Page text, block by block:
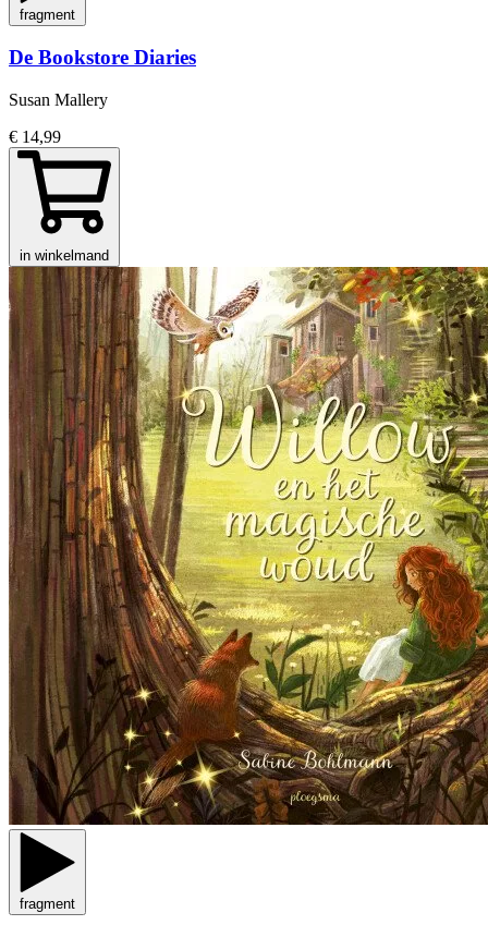
fragment
De Bookstore Diaries
Susan Mallery
€ 14,99
in winkelmand
fragment